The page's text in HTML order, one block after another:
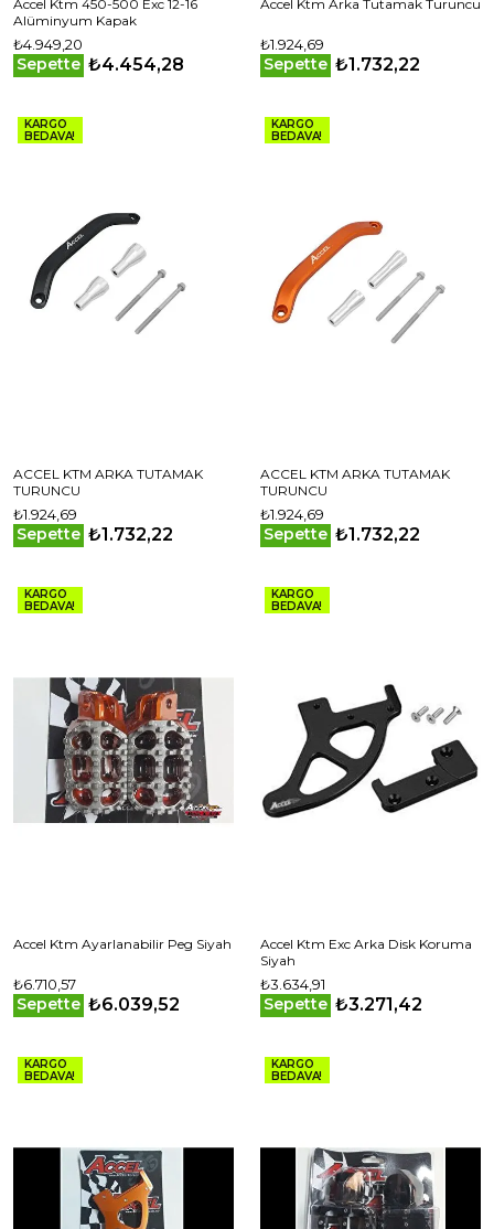
Accel Ktm 450-500 Exc 12-16
Alüminyum Kapak
₺4.949,20
Sepette ₺4.454,28
Accel Ktm Arka Tutamak Turuncu
₺1.924,69
Sepette ₺1.732,22
KARGO
BEDAVA!
ACCEL KTM ARKA TUTAMAK
TURUNCU
₺1.924,69
Sepette ₺1.732,22
KARGO
BEDAVA!
ACCEL KTM ARKA TUTAMAK
TURUNCU
₺1.924,69
Sepette ₺1.732,22
KARGO
BEDAVA!
Accel Ktm Ayarlanabilir Peg Siyah
₺6.710,57
Sepette ₺6.039,52
KARGO
BEDAVA!
Accel Ktm Exc Arka Disk Koruma
Siyah
₺3.634,91
Sepette ₺3.271,42
KARGO
BEDAVA!
KARGO
BEDAVA!